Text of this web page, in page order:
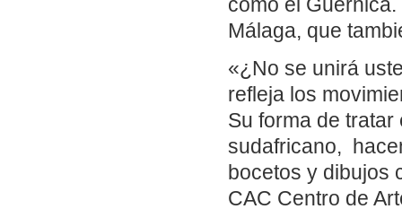
como el
Málaga, que
«¿No se unirá
refleja los
Su forma de
sudafricano,
bocetos y dibujos
CAC Centro de